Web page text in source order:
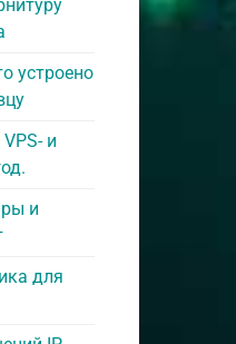
устроено
и
и
для